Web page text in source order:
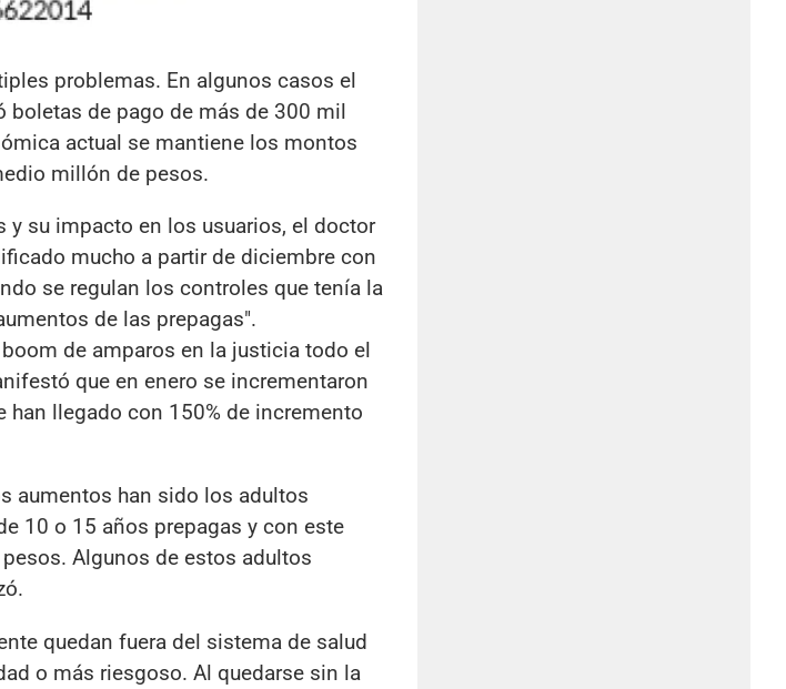
problemas. En algunos casos el
boletas de pago de más de 300 mil
actual se mantiene los montos
millón de pesos.
y su impacto en los usuarios, el doctor
mucho a partir de diciembre con
se regulan los controles que tenía la
de las prepagas".
de amparos en la justicia todo el
que en enero se incrementaron
han llegado con 150% de incremento
aumentos han sido los adultos
10 o 15 años prepagas y con este
Algunos de estos adultos
quedan fuera del sistema de salud
o más riesgoso. Al quedarse sin la